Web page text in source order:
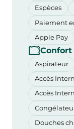
Espèces
Paiement
Apple Pay
Confort
Aspirateur
Accès
Accès
Douches